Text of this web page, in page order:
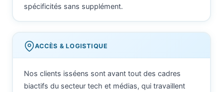
spécificités sans supplément.
ACCÈS & LOGISTIQUE
Nos clients isséens sont avant tout des cadres
biactifs du secteur tech et médias, qui travaillent